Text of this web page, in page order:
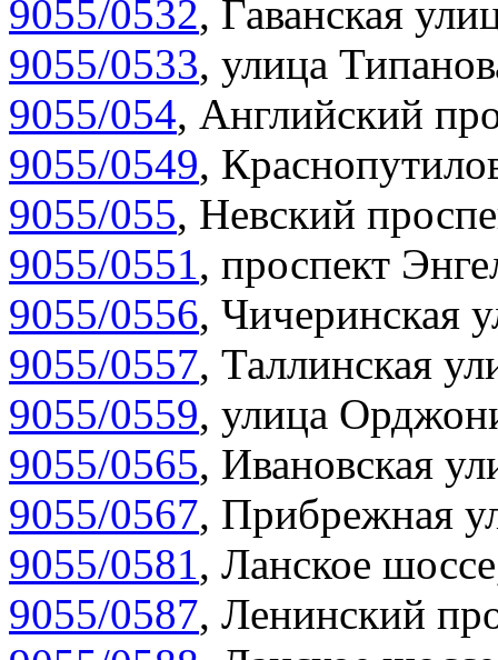
9055/0532, Гаванская
9055/0533, улица
9055/054, Английский
9055/0549,
9055/055, Невский
9055/0551, проспект
9055/0556, Чичеринская
9055/0557, Таллинская
9055/0559, улица
9055/0565, Ивановская
9055/0567, Прибрежная
9055/0581, Ланское
9055/0587, Ленинский